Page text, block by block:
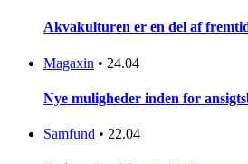
Akvakulturen er en del af
Magaxin • 24.04
Nye muligheder inden for
Samfund • 22.04